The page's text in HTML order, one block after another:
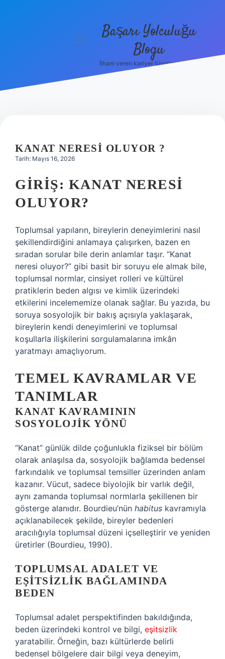
Hakkımızda
menüyüBaşarı Yolculuğu
Blogu
İlham veren kariyer tüyoları burada!
KANAT NERESI OLUYOR ?
Tarih: Mayıs 16, 2026
GIRIŞ: KANAT NERESI
OLUYOR?
Toplumsal yapıların, bireylerin deneyimlerini nasıl
şekillendirdiğini anlamaya çalışırken, bazen en
sıradan sorular bile derin anlamlar taşır. “Kanat
neresi oluyor?” gibi basit bir soruyu ele almak bile,
toplumsal normlar, cinsiyet rolleri ve kültürel
pratiklerin beden algısı ve kimlik üzerindeki
etkilerini incelememize olanak sağlar. Bu yazıda, bu
soruya sosyolojik bir bakış açısıyla yaklaşarak,
bireylerin kendi deneyimlerini ve toplumsal
koşullarla ilişkilerini sorgulamalarına imkân
yaratmayı amaçlıyorum.
TEMEL KAVRAMLAR VE
TANIMLAR
KANAT KAVRAMININ
SOSYOLOJIK YÖNÜ
“Kanat” günlük dilde çoğunlukla fiziksel bir bölüm
olarak anlaşılsa da, sosyolojik bağlamda bedensel
farkındalık ve toplumsal temsiller üzerinden anlam
kazanır. Vücut, sadece biyolojik bir varlık değil,
aynı zamanda toplumsal normlarla şekillenen bir
gösterge alanıdır. Bourdieu’nün habitus kavramıyla
açıklanabilecek şekilde, bireyler bedenleri
aracılığıyla toplumsal düzeni içselleştirir ve yeniden
üretirler (Bourdieu, 1990).
TOPLUMSAL ADALET VE
EŞITSIZLIK BAĞLAMINDA
BEDEN
Toplumsal adalet perspektifinden bakıldığında,
beden üzerindeki kontrol ve bilgi, eşitsizlik
yaratabilir. Örneğin, bazı kültürlerde belirli
bedensel bölgelere dair bilgi veya deneyim,